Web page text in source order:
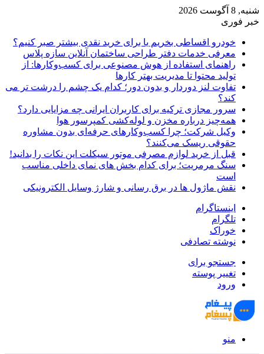
شنبه, 8 آگوست 2026
خبر فوری
خودرو اقساطی بخریم یا برای خرید نقدی بیشتر صبر کنیم؟
معرفی خدمات دفتر طراحی ساختمان آنلاین سازه پلاس
راهنمای استفاده از هوش مصنوعی برای کسب‌وکارها: از
تولید محتوا تا مدیریت بهتر کارها
تفاوت لنز دوردار و بدون دور؛ کدام یک چشم را درشت تر می
کند؟
سرور مجازی ترکیه برای کاربران ایرانی چه مزایایی دارد؟
همه‌چیز درباره مخزن و لوله‌کشی کمپرسور هوا
وکیل شرکت؛ چرا کسب‌وکارهای حرفه‌ای بدون مشاوره
حقوقی ریسک می‌کنند؟
قبل از خرید لوازم مصرفی موتور سیکلت این نکات را بدانید!
سنگ مرمریت؛ برای کدام بخش های نمای داخلی مناسب
است
نقش ماژول ها در برق رسانی و شارژ وسایل الکترونیکی
اینستاگرام
تلگرام
خوراک
نوشته تصادفی
جستجو برای
تغییر پوسته
ورود
منو